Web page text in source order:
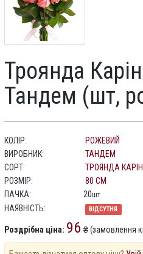
Троянда
Тандем (шт,
КОЛІР:
РОЖЕВИЙ
ВИРОБНИК:
ТАНДЕМ
СОРТ:
ТРОЯНДА
РОЗМІР:
80 СМ
ПАЧКА:
20шт
НАЯВНІСТЬ: ВІДСУТНЯ
Роздрібна ціна: 96 ₴ (замовлення